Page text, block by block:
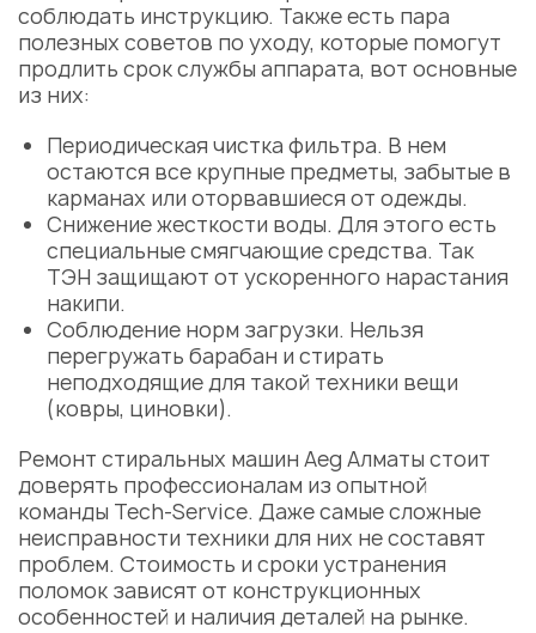
соблюдать инструкцию. Также есть пара
полезных советов по уходу, которые помогут
продлить срок службы аппарата, вот основные
из них:
Периодическая чистка фильтра. В нем
остаются все крупные предметы, забытые в
карманах или оторвавшиеся от одежды.
Снижение жесткости воды. Для этого есть
специальные смягчающие средства. Так
ТЭН защищают от ускоренного нарастания
накипи.
Соблюдение норм загрузки. Нельзя
перегружать барабан и стирать
неподходящие для такой техники вещи
(ковры, циновки).
Ремонт стиральных машин Aeg Алматы стоит
доверять профессионалам из опытной
команды Tech-Service. Даже самые сложные
неисправности техники для них не составят
проблем. Стоимость и сроки устранения
поломок зависят от конструкционных
особенностей и наличия деталей на рынке.